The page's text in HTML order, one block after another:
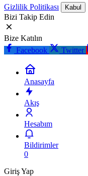
Gizlilik Politikası Kabul
Bizi Takip Edin
Bize Katılın
Facebook
Twitter
Anasayfa
Akış
Hesabım
Bildirimler
0
Giriş Yap